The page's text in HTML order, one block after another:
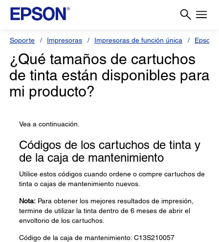
Soporte Impresoras Impresoras de función única Epson
¿Qué tamaños de cartuchos
de tinta están disponibles para
mi producto?
Vea a continuación.
Códigos de los cartuchos de tinta y
de la caja de mantenimiento
Utilice estos códigos cuando ordene o compre cartuchos de
tinta o cajas de mantenimiento nuevos.
Nota: Para obtener los mejores resultados de impresión,
termine de utilizar la tinta dentro de 6 meses de abrir el
envoltorio de los cartuchos.
Código de la caja de mantenimiento: C13S210057